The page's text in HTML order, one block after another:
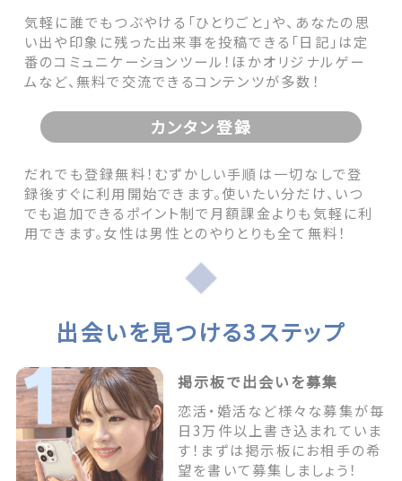
気軽に誰でもつぶやける「ひとりごと」や、あなたの思
い出や印象に残った出来事を投稿できる「日記」は定
番のコミュニケーションツール！ほかオリジナルゲー
ムなど、無料で交流できるコンテンツが多数！
カンタン登録
だれでも登録無料！むずかしい手順は一切なしで登
録後すぐに利用開始できます。使いたい分だけ、いつ
でも追加できるポイント制で月額課金よりも気軽に利
用できます。女性は男性とのやりとりも全て無料！
出会いを見つける3ステップ
掲示板で出会いを募集
恋活・婚活など様々な募集が毎
日3万件以上書き込まれていま
す！まずは掲示板にお相手の希
望を書いて募集しましょう！